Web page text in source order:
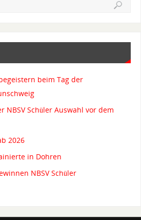
beim Tag der
NBSV Schüler Auswahl vor dem
2026
in Dohren
NBSV Schüler